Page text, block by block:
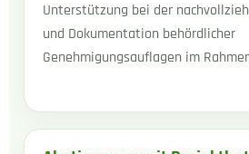
Unterstützung bei der
und Dokumentation behördlicher
Genehmigungsauflagen im